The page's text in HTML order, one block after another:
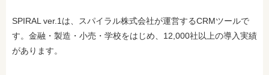
SPIRAL ver.1は、スパイラル株式会社が運営するCRMツールで
す。金融・製造・小売・学校をはじめ、12,000社以上の導入実績
があります。